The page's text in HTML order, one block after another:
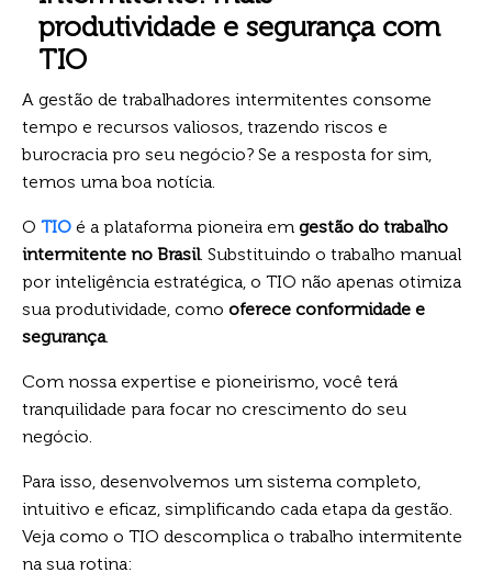
produtividade e segurança com
TIO
A gestão de trabalhadores intermitentes consome
tempo e recursos valiosos, trazendo riscos e
burocracia pro seu negócio? Se a resposta for sim,
temos uma boa notícia.
O TIO é a plataforma pioneira em gestão do trabalho
intermitente no Brasil. Substituindo o trabalho manual
por inteligência estratégica, o TIO não apenas otimiza
sua produtividade, como oferece conformidade e
segurança.
Com nossa expertise e pioneirismo, você terá
tranquilidade para focar no crescimento do seu
negócio.
Para isso, desenvolvemos um sistema completo,
intuitivo e eficaz, simplificando cada etapa da gestão.
Veja como o TIO descomplica o trabalho intermitente
na sua rotina: